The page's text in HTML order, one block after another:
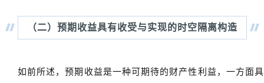
（二） 预期收益具有收受与实现的时空隔离构造
如前所述，预期收益是一种可期待的财产性利益，一方面具